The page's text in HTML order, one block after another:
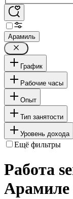
Арамиль
График
Рабочие часы
Опыт
Тип занятости
Уровень дохода
Ещё фильтры
Работа
Арамиле